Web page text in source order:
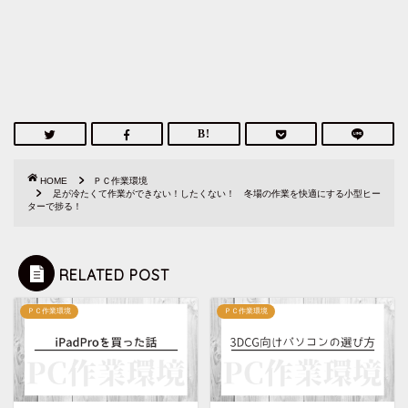
HOME
ＰＣ作業環境
足が冷たくて作業ができない！したくない！ 冬場の作業を快適にする小型ヒー
ターで捗る！
RELATED POST
ＰＣ作業環境 ＰＣ作業環境